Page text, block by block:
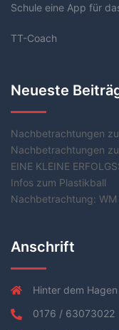
Schule eine App für
TT-Coach
Neueste
Nachbetrachtungen
Nachbetrachtungen
EINE KLEINE
Infos zum Plastikball
Nachbetrachtung:
Anschrift
Hinter dem
0176 / 63073022